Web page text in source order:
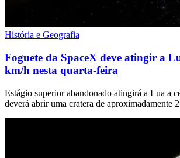
História e Geografia
Foguete da SpaceX deve atingir a
km/h nesta quarta-feira
Estágio superior abandonado atingirá a Lua a
deverá abrir uma cratera de aproximadamente